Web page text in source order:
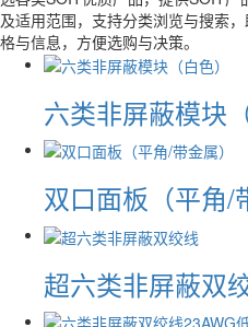
及适用范围，支持分类浏览与搜索
格与信息，方便选购与决策。
六类非屏蔽模块
双口面板（平角/
超六类非屏蔽双